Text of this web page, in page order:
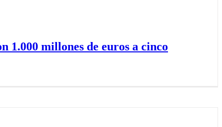
1.000 millones de euros a cinco